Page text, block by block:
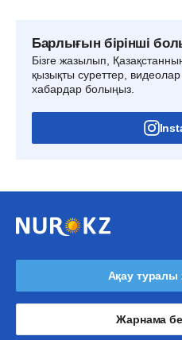
Барлығын бірінші
Бізге жазылып,
қызықты суреттер,
хабардар болыңыз.
Ақау туралы
Жарнама